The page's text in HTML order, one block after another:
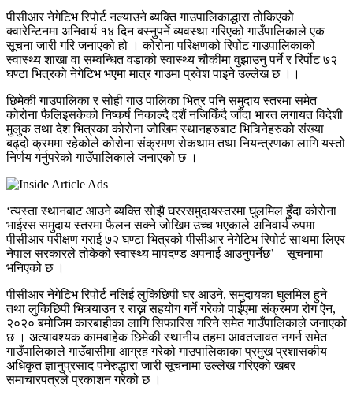
पीसीआर नेगेटिभ रिपोर्ट नल्याउने ब्यक्ति गाउपालिकाद्धारा तोकिएको
क्वारेन्टिनमा अनिवार्य १४ दिन बस्नुपर्ने व्यवस्था गरिएको गाउँपालिकाले एक
सूचना जारी गरि जनाएको हो । कोरोना परिक्षणको रिर्पोट गाउपालिकाको
स्वास्थ्य शाखा वा सम्वन्धित वडाको स्वास्थ्य चौकीमा वुझाउनु पर्ने र रिर्पोट ७२
घण्टा भित्रको नेगेटिभ भएमा मात्र गाउमा प्रवेश पाइने उल्लेख छ ।।
छिमेकी गाउपालिका र सोही गाउ पालिका भित्र पनि समुदाय स्तरमा समेत
कोरोना फैलिइसकेको निष्कर्ष निकाल्दै दशैं नजिकिँदै जाँदा भारत लगायत विदेशी
मुलुक तथा देश भित्रका कोरोना जोखिम स्थानहरुबाट भित्र्निेहरुको संख्या
बढ्दो क्रममा रहेकोले कोरोना संक्रमण रोकथाम तथा नियन्त्रणका लागि यस्तो
निर्णय गर्नुपरेको गाउँपालिकाले जनाएको छ ।
‘त्यस्ता स्थानबाट आउने ब्यक्ति सोझै घररसमुदायस्तरमा घुलमिल हुँदा कोरोना
भाईरस समुदाय स्तरमा फैलन सक्ने जोखिम उच्च भएकाले अनिवार्य रुपमा
पीसीआर परीक्षण गराई ७२ घण्टा भित्रको पीसीआर नेगेटिभ रिपोर्ट साथमा लिएर
नेपाल सरकारले तोकेको स्वास्थ्य मापदण्ड अपनाई आउनुपर्नेछ’ – सूचनामा
भनिएको छ ।
पीसीआर नेगेटिभ रिपोर्ट नलिई लुकिछिपी घर आउने, समुदायका घुलमिल हुने
तथा लुकिछिपी भित्र्याउन र राख्न सहयोग गर्ने गरेको पाईएमा संक्रमण रोग ऐन,
२०२० बमोजिम कारबाहीका लागि सिफारिस गरिने समेत गाउँपालिकाले जनाएको
छ । अत्यावश्यक कामबाहेक छिमेकी स्थानीय तहमा आवतजावत नगर्न समेत
गाउँपालिकाले गाउँबासीमा आग्रह गरेको गाउपालिकाका प्रमुख प्रशासकीय
अधिकृत ज्ञानुप्रसाद पनेरुद्धारा जारी सूचनामा उल्लेख गरिएको खबर
समाचारपत्रले प्रकाशन गरेको छ ।